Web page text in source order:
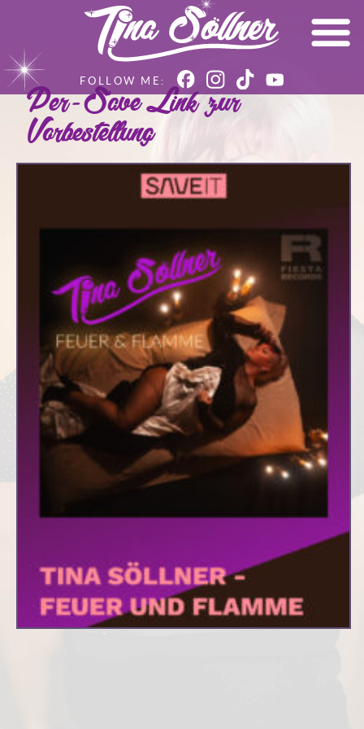
Per-Save Link zur
Vorbestellung